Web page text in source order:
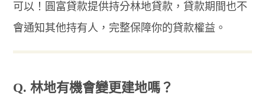
可以！圓富貸款提供持分林地貸款，貸款期間也不
會通知其他持有人，完整保障你的貸款權益。
Q. 林地有機會變更建地嗎？